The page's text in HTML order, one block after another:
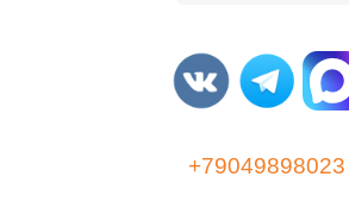
+79049898023